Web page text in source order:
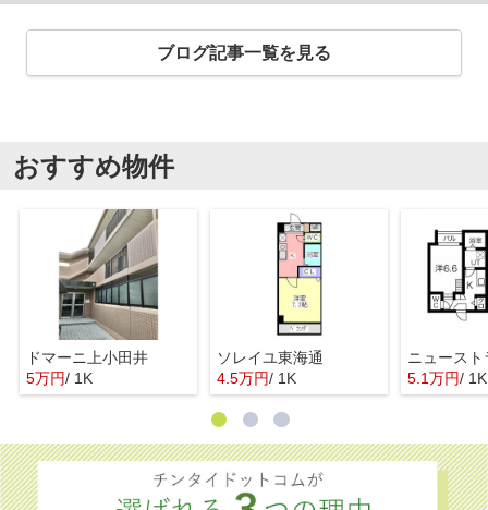
ブログ記事一覧を見る
おすすめ物件
ドマーニ上小田井
5万円/ 1K
ソレイユ東海通
4.5万円/ 1K
ニュースト
5.1万円/ 1K